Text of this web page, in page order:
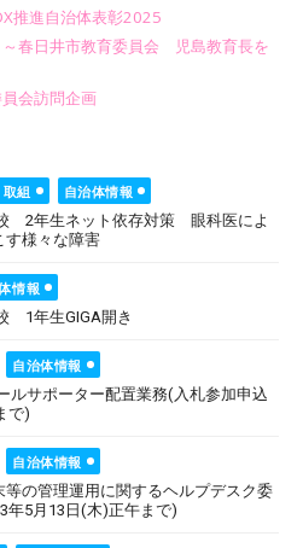
推進自治体表彰2025
春日井市教育委員会 児島教育長を
会訪問企画
組
自治体情報
校 2年生ネット依存対策 眼科医によ
様々な障害
情報
1年生GIGA開き
自治体情報
ルサポーター配置業務(入札参加申込
で)
自治体情報
の管理運用に関するヘルプデスク委
年5月13日(木)正午まで)